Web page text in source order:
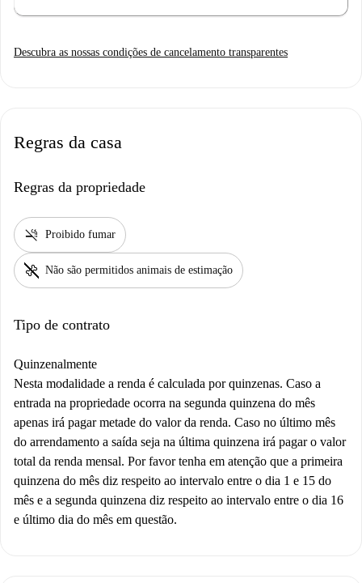
Descubra as nossas condições de cancelamento transparentes
Regras da casa
Regras da propriedade
smoke_free Proibido fumar
pet_supplies Não são permitidos animais de estimação
Tipo de contrato
Quinzenalmente
Nesta modalidade a renda é calculada por quinzenas. Caso a
entrada na propriedade ocorra na segunda quinzena do mês
apenas irá pagar metade do valor da renda. Caso no último mês
do arrendamento a saída seja na última quinzena irá pagar o valor
total da renda mensal. Por favor tenha em atenção que a primeira
quinzena do mês diz respeito ao intervalo entre o dia 1 e 15 do
mês e a segunda quinzena diz respeito ao intervalo entre o dia 16
e último dia do mês em questão.